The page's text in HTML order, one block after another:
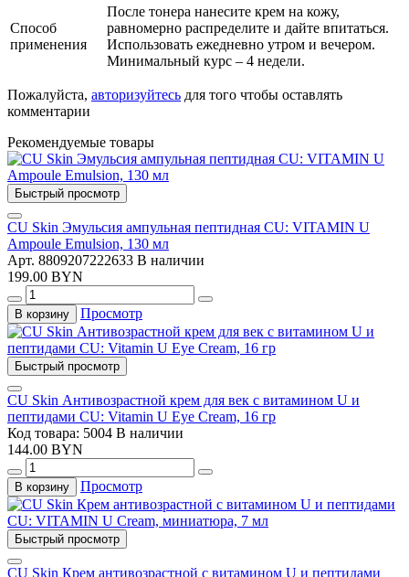
Способ
применения
После тонера нанесите крем на кожу,
равномерно распределите и дайте впитаться.
Использовать ежедневно утром и вечером.
Минимальный курс – 4 недели.
Пожалуйста, авторизуйтесь для того чтобы оставлять
комментарии
Рекомендуемые товары
Быстрый просмотр
CU Skin Эмульсия ампульная пептидная CU: VITAMIN U
Ampoule Emulsion, 130 мл
Арт. 8809207222633 В наличии
199.00 BYN
В корзину Просмотр
Быстрый просмотр
CU Skin Антивозрастной крем для век с витамином U и
пептидами CU: Vitamin U Eye Cream, 16 гр
Код товара: 5004 В наличии
144.00 BYN
В корзину Просмотр
Быстрый просмотр
CU Skin Крем антивозрастной с витамином U и пептидами